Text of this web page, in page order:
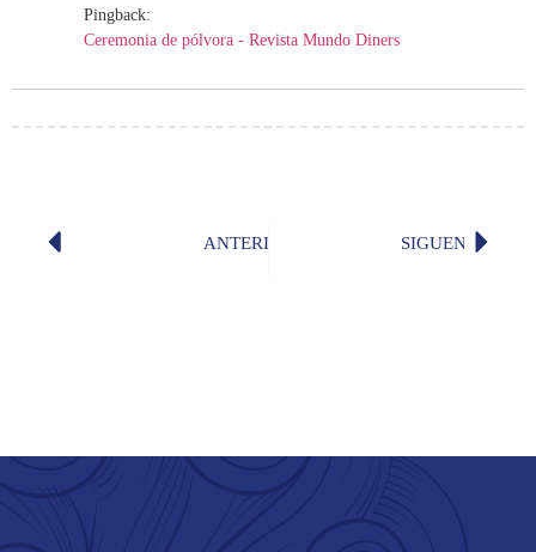
Pingback:
Ceremonia de pólvora - Revista Mundo Diners
ANTERIOR Poema del día: «Caballería»
SIGUENTE